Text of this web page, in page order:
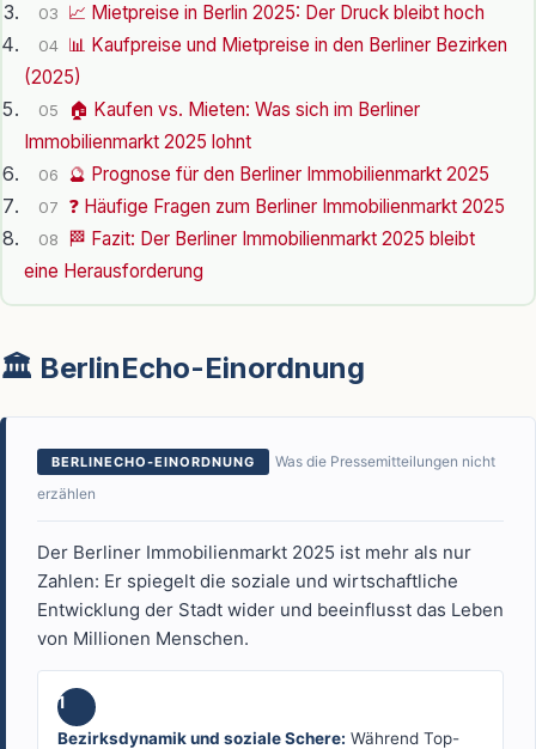
03 📈 Mietpreise in Berlin 2025: Der Druck bleibt hoch
04 📊 Kaufpreise und Mietpreise in den Berliner Bezirken
(2025)
05
🏠 Kaufen vs. Mieten: Was sich im Berliner
Immobilienmarkt 2025 lohnt
06 🔮 Prognose für den Berliner Immobilienmarkt 2025
07 ❓ Häufige Fragen zum Berliner Immobilienmarkt 2025
08
🏁 Fazit: Der Berliner Immobilienmarkt 2025 bleibt
eine Herausforderung
🏛️ BerlinEcho-Einordnung
BERLINECHO-EINORDNUNG
Was die Pressemitteilungen nicht
erzählen
Der Berliner Immobilienmarkt 2025 ist mehr als nur
Zahlen: Er spiegelt die soziale und wirtschaftliche
Entwicklung der Stadt wider und beeinflusst das Leben
von Millionen Menschen.
1
Bezirksdynamik und soziale Schere: Während Top-